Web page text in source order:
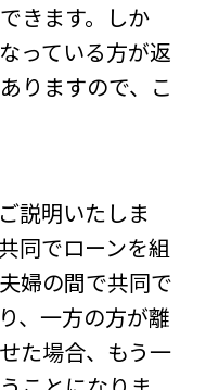
きます。しか
っている方が返
りますので、こ
説明いたしま
同でローンを組
婦の間で共同で
、一方の方が離
た場合、もう一